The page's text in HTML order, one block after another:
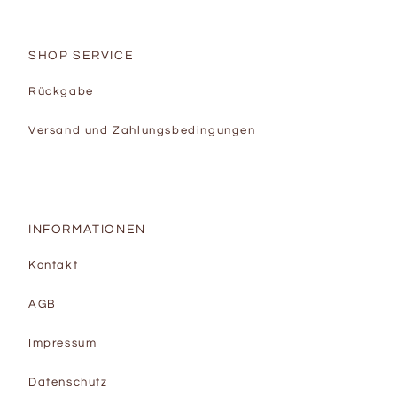
SHOP SERVICE
Rückgabe
Versand und Zahlungsbedingungen
INFORMATIONEN
Kontakt
AGB
Impressum
Datenschutz